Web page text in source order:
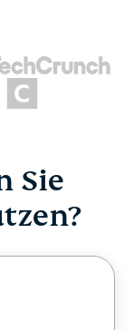
Sie